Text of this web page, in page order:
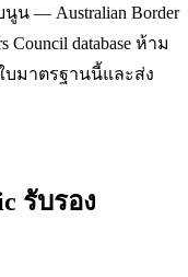
น — Australian Border
database ห้าม
บมาตรฐานนี้และส่ง
รับรอง